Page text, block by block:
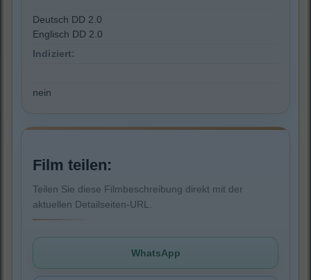
Deutsch DD 2.0
Englisch DD 2.0
Indiziert:
nein
Film teilen:
Teilen Sie diese Filmbeschreibung direkt mit der
aktuellen Detailseiten-URL.
WhatsApp